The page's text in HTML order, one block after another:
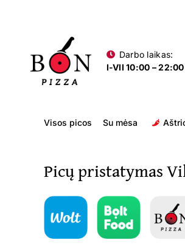
Darbo laikas:
I-VII 10:00 – 22:00
Visos picos Su mėsa
Picų pristatymas